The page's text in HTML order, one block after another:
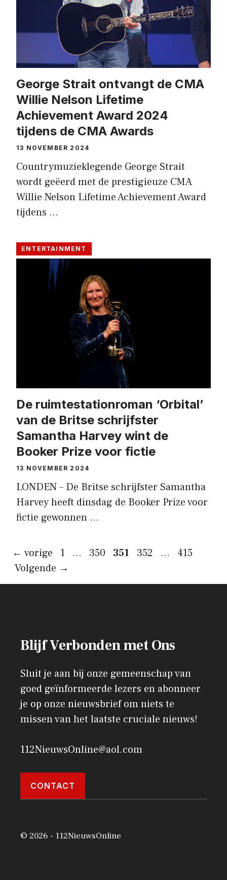
George Strait ontvangt de CMA
Willie Nelson Lifetime
Achievement Award 2024
tijdens de CMA Awards
13 NOVEMBER 2024
Countrymuzieklegende George Strait
wordt geëerd met de prestigieuze CMA
Willie Nelson Lifetime Achievement Award
tijdens …
ENTERTAINMENT
De ruimtestationroman ‘Orbital’
van de Britse schrijfster
Samantha Harvey wint de
Booker Prize voor fictie
13 NOVEMBER 2024
LONDEN – De Britse schrijfster Samantha
Harvey heeft dinsdag de Booker Prize voor
fictie gewonnen …
← vorige Pagina
1 … Pagina
350 Pagina
351 Pagina
352 … Pagina
415
Volgende →
Blijf Verbonden met Ons
Sluit je aan bij onze gemeenschap van
goed geïnformeerde lezers en abonneer
je op onze nieuwsbrief om niets te
missen van het laatste cruciale nieuws!
112NieuwsOnline@aol.com
CONTACT
© 2026 - 112NieuwsOnline